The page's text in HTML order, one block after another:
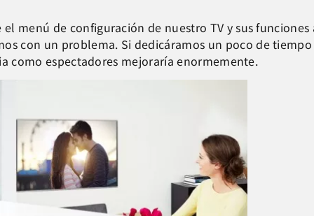
menú de configuración de nuestro TV y sus
con un problema. Si dedicáramos un poco de
como espectadores mejoraría enormemente.